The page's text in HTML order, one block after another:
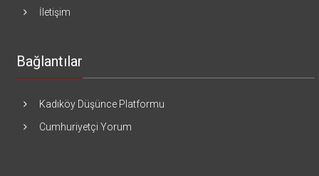
İletişim
Bağlantılar
Kadıköy Düşünce Platformu
Cumhuriyetçi Yorum